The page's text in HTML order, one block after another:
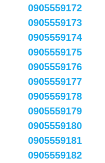
0905559172
0905559173
0905559174
0905559175
0905559176
0905559177
0905559178
0905559179
0905559180
0905559181
0905559182